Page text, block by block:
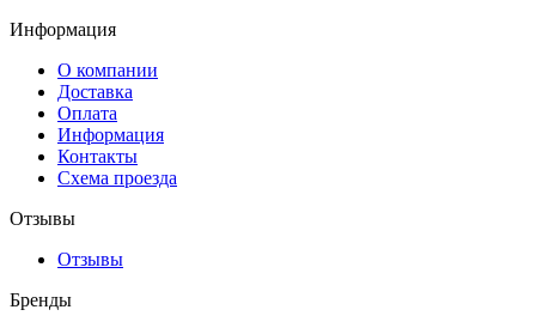
Информация
О компании
Доставка
Оплата
Информация
Контакты
Схема проезда
Отзывы
Отзывы
Бренды